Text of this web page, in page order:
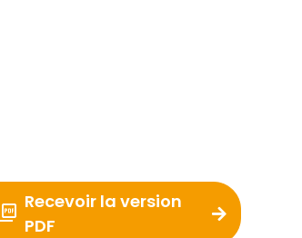
Recevoir la version
PDF